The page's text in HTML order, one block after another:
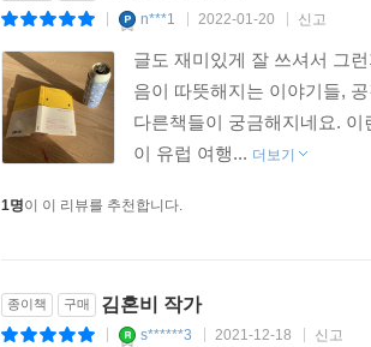
n***1 2022-01-20 신고
글도 재미있게 잘 쓰셔서 그
음이 따뜻해지는 이야기들,
다른책들이 궁금해지네요.
이 유럽 여행... 더보기
1명이 이 리뷰를 추천합니다.
종이책 구매 김혼비 작가
s******3 2021-12-18 신고